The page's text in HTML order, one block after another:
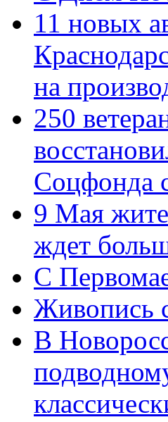
11 новых
на
250
Соцфонда
9 Мая
ждет
C
Живопись
В